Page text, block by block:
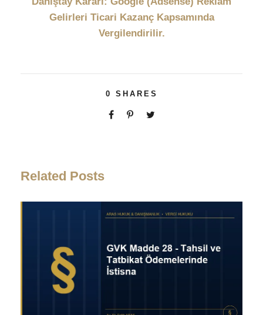
Gelirleri Ticari Kazanç Kapsamında
Vergilendirilir.
0 SHARES
Related Posts